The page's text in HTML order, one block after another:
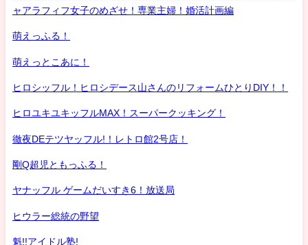
ャアラフィフ女子のめざせ！専業主婦！婚活計画編
萌えっふる！
萌えっとこあに！
ヒロシッフル！ヒロシデース山さんのリフォームひとりDIY！！
ヒロユキユキッフルMAX！スーパークッキング！
徹夜DEテツヤッフル!！レトロ館2号店！
剛Q超児ともっふる！
ヤナッフル ゲームだいすき6！放送局
ヒウラー総統の野望
魁!!アイドル塾!